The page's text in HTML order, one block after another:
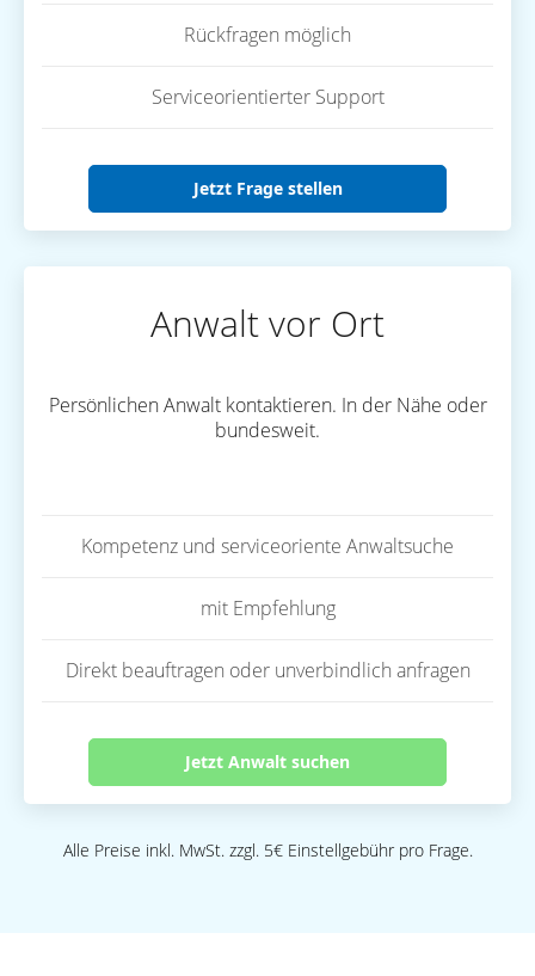
Rückfragen möglich
Serviceorientierter Support
Jetzt Frage stellen
Anwalt vor Ort
Persönlichen Anwalt kontaktieren. In der Nähe oder
bundesweit.
Kompetenz und serviceoriente Anwaltsuche
mit Empfehlung
Direkt beauftragen oder unverbindlich anfragen
Jetzt Anwalt suchen
Alle Preise inkl. MwSt. zzgl. 5€ Einstellgebühr pro Frage.